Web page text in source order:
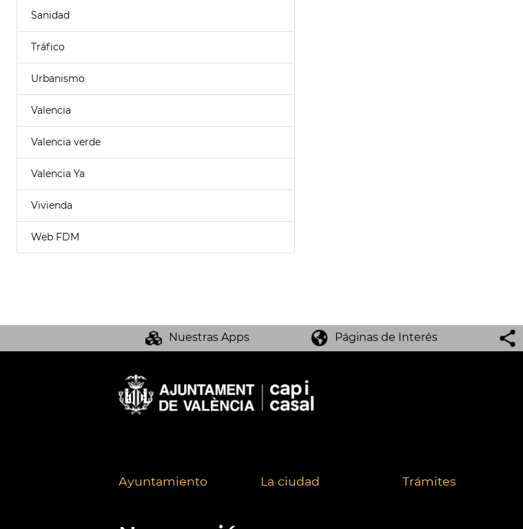
Sanidad
Tráfico
Urbanismo
Valencia
Valencia verde
Valencia Ya
Vivienda
Web FDM
Nuestras Apps Páginas de Interés
Ayuntamiento La ciudad Trámites